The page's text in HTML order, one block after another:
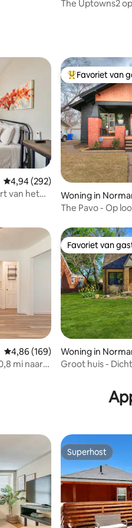
The Uptowns2
Dineren |
Gemiddelde beoordeling van
4,94 (292)
van het
Topfavoriet van
Favoriet van
Woning in
The Pavo - Op
Gemiddelde beoordeling van
4,86 (169)
mi naar
Favoriet van
Favoriet van
Woning in
Groot huis -
Superhost
Superhost